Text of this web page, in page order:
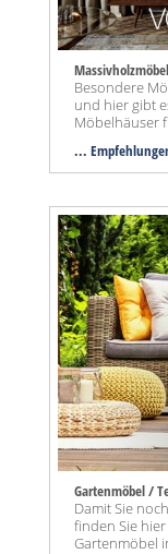
Besondere
und hier gibt
Möbelhäuser
...
Gartenmöbel /
Damit Sie
finden Sie
Gartenmöbel